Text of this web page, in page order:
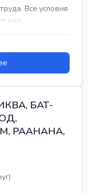
Все условия
изр...
БАТ-
РААНАНА,